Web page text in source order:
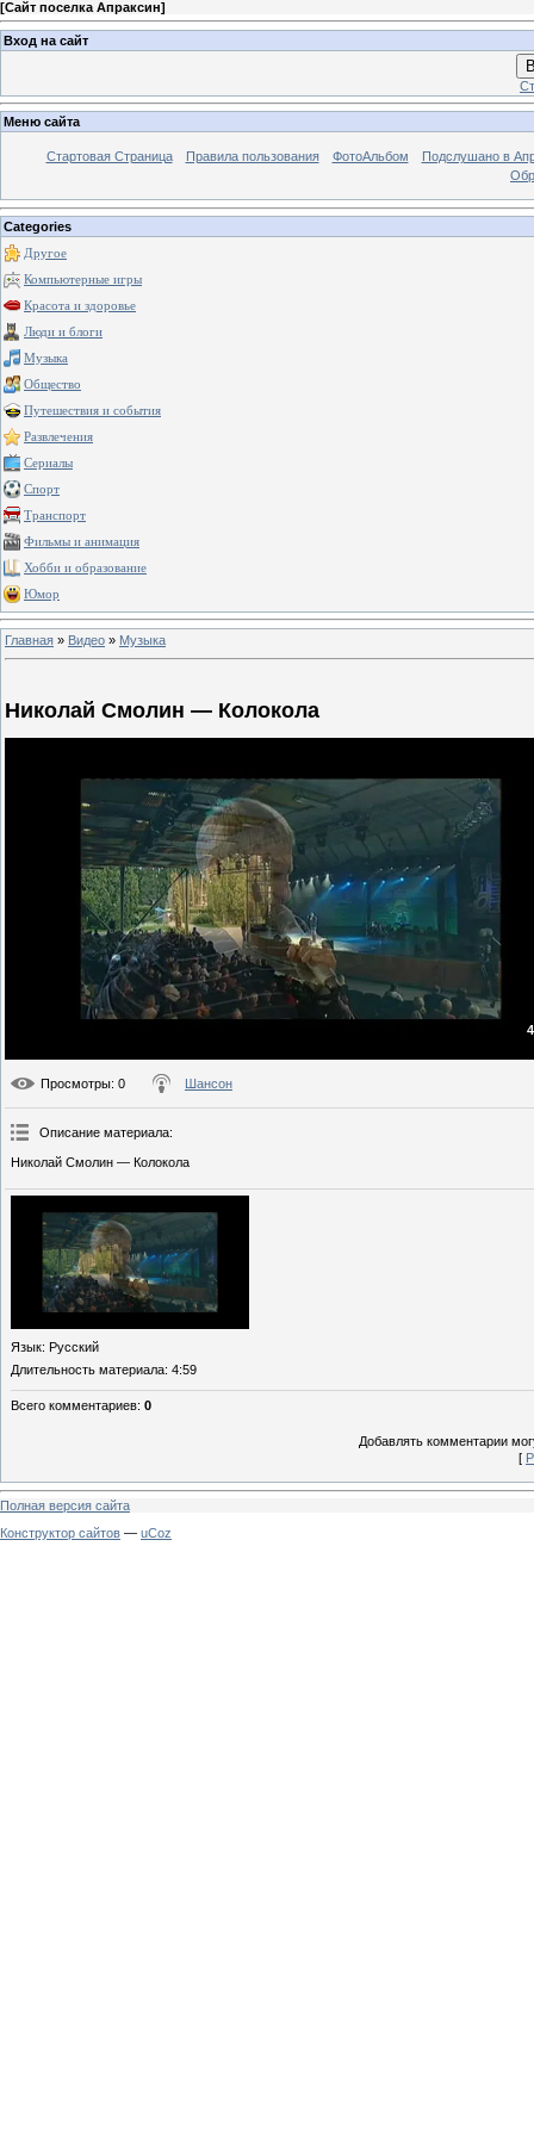
[Сайт поселка Апраксин]
Вход на сайт
Меню сайта
Стартовая Страница Правила пользования ФотоАльбом
Подслушано в
Categories
Другое
Компьютерные игры
Красота и здоровье
Люди и блоги
Музыка
Общество
Путешествия и события
Развлечения
Сериалы
Спорт
Транспорт
Фильмы и анимация
Хобби и образование
Юмор
Главная » Видео » Музыка
Николай Смолин — Колокола
Просмотры: 0 Шансон
Описание материала:
Николай Смолин — Колокола
Язык: Русский
Длительность материала: 4:59
Всего комментариев: 0
Добавлять комментарии
[
Полная версия сайта
Конструктор сайтов — uCoz